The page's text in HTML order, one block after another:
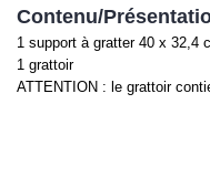
Contenu/
1 support à gratter 40 x 32,4
1 grattoir
ATTENTION : le grattoir